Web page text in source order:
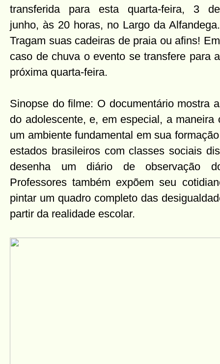
transferida para esta quarta-feira, 3 de
junho, às 20 horas, no Largo da Alfandega.
Tragam suas cadeiras de praia ou afins! Em
caso de chuva o evento se transfere para a
próxima quarta-feira.
Sinopse do filme: O documentário mostra
do adolescente, e, em especial, a
um ambiente fundamental em sua
estados brasileiros com classes sociais
desenha um diário de observação
Professores também expõem seu
pintar um quadro completo das
partir da realidade escolar.